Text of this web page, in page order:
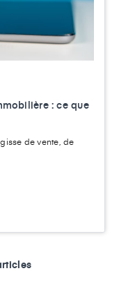
: ce que
de vente, de